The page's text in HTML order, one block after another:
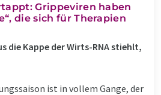
Grippeviren haben
die sich für Therapien
die Kappe der Wirts-RNA stiehlt,
ist in vollem Gange, der